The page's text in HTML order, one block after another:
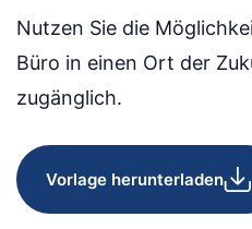
Nutzen Sie die
Büro in einen Ort der
zugänglich.
Vorlage herunterladen